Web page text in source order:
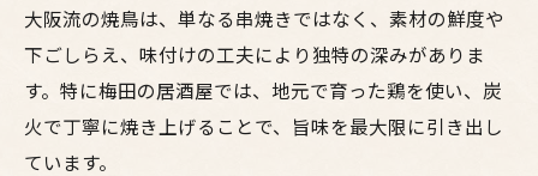
大阪流の焼鳥は、単なる串焼きではなく、素材の鮮度や
下ごしらえ、味付けの工夫により独特の深みがありま
す。特に梅田の居酒屋では、地元で育った鶏を使い、炭
火で丁寧に焼き上げることで、旨味を最大限に引き出し
ています。